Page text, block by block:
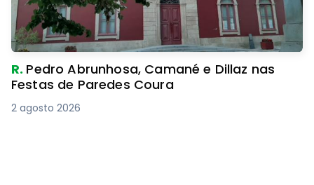
R. Pedro Abrunhosa, Camané e Dillaz nas
Festas de Paredes Coura
2 agosto 2026